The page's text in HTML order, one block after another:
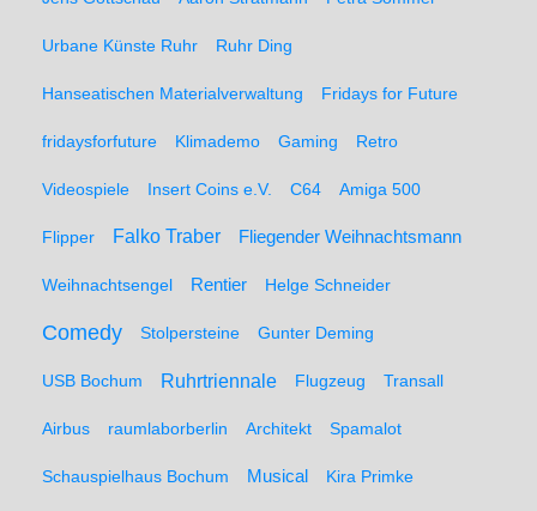
Urbane Künste Ruhr Ruhr Ding
Hanseatischen Materialverwaltung Fridays for Future
fridaysforfuture Klimademo Gaming Retro
Videospiele Insert Coins e.V. C64 Amiga 500
Flipper Falko Traber Fliegender Weihnachtsmann
Weihnachtsengel Rentier Helge Schneider
Comedy Stolpersteine Gunter Deming
USB Bochum Ruhrtriennale Flugzeug Transall
Airbus raumlaborberlin Architekt Spamalot
Schauspielhaus Bochum Musical Kira Primke